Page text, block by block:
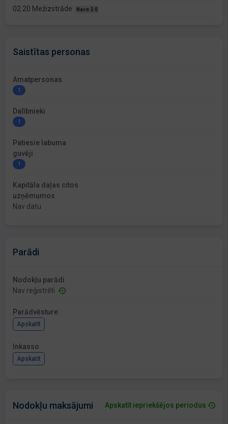
02.20 Mežizstrāde Nace 2.0
Saistītas personas
Amatpersonas
1
Dalībnieki
1
Patiesie labuma
guvēji
1
Kapitāla daļas citos
uzņēmumos
Nav datu
Parādi
Nodokļu parādi
Nav reģistrēti
Parādvēsture
Apskatīt
Inkasso
Apskatīt
Nodokļu maksājumi Apskatīt iepriekšējos periodus